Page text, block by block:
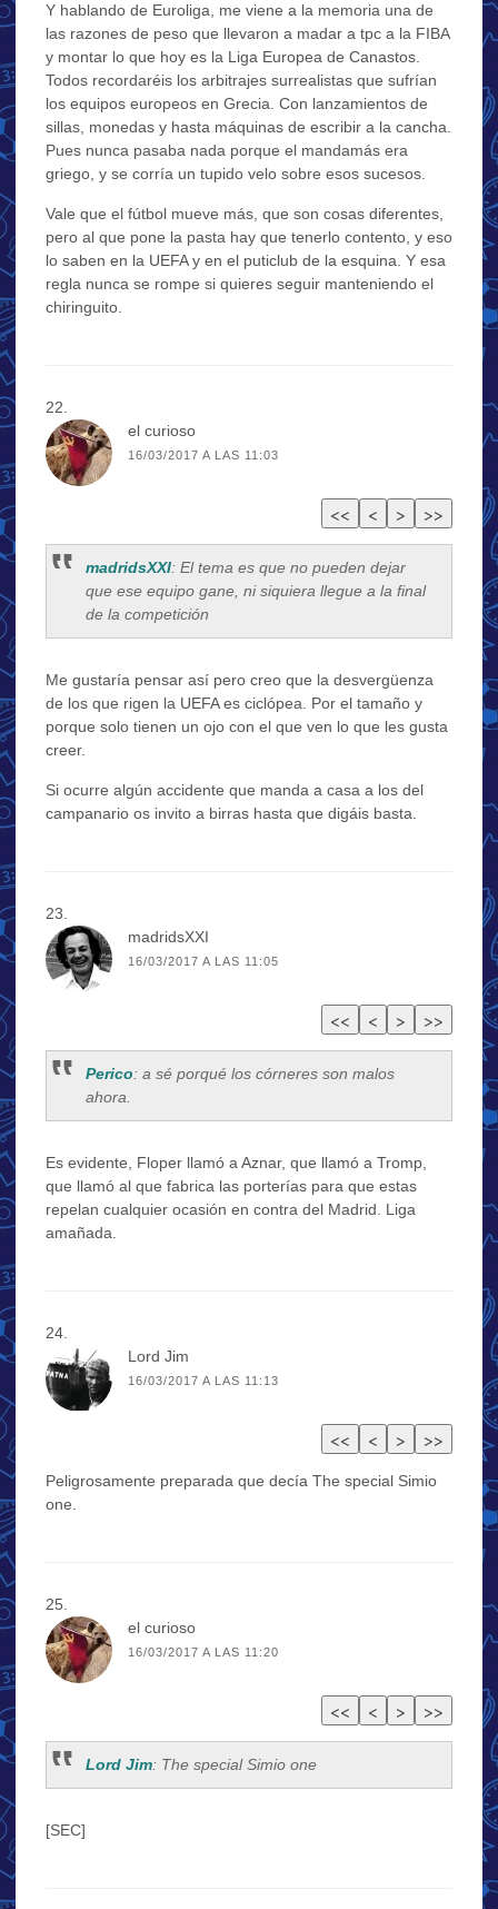
Y hablando de Euroliga, me viene a la memoria una de
las razones de peso que llevaron a madar a tpc a la FIBA
y montar lo que hoy es la Liga Europea de Canastos.
Todos recordaréis los arbitrajes surrealistas que sufrían
los equipos europeos en Grecia. Con lanzamientos de
sillas, monedas y hasta máquinas de escribir a la cancha.
Pues nunca pasaba nada porque el mandamás era
griego, y se corría un tupido velo sobre esos sucesos.
Vale que el fútbol mueve más, que son cosas diferentes,
pero al que pone la pasta hay que tenerlo contento, y eso
lo saben en la UEFA y en el puticlub de la esquina. Y esa
regla nunca se rompe si quieres seguir manteniendo el
chiringuito.
el curioso
16/03/2017 A LAS 11:03
madridsXXI: El tema es que no pueden dejar
que ese equipo gane, ni siquiera llegue a la final
de la competición
Me gustaría pensar así pero creo que la desvergüenza
de los que rigen la UEFA es ciclópea. Por el tamaño y
porque solo tienen un ojo con el que ven lo que les gusta
creer.
Si ocurre algún accidente que manda a casa a los del
campanario os invito a birras hasta que digáis basta.
madridsXXI
16/03/2017 A LAS 11:05
Perico: a sé porqué los córneres son malos
ahora.
Es evidente, Floper llamó a Aznar, que llamó a Tromp,
que llamó al que fabrica las porterías para que estas
repelan cualquier ocasión en contra del Madrid. Liga
amañada.
Lord Jim
16/03/2017 A LAS 11:13
Peligrosamente preparada que decía The special Simio
one.
el curioso
16/03/2017 A LAS 11:20
Lord Jim: The special Simio one
[SEC]